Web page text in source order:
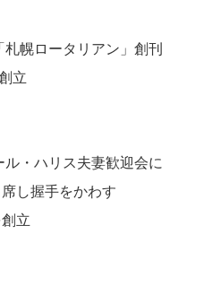
幌ロータリアン」創刊
立
・ハリス夫妻歓迎会に
し握手をかわす
立